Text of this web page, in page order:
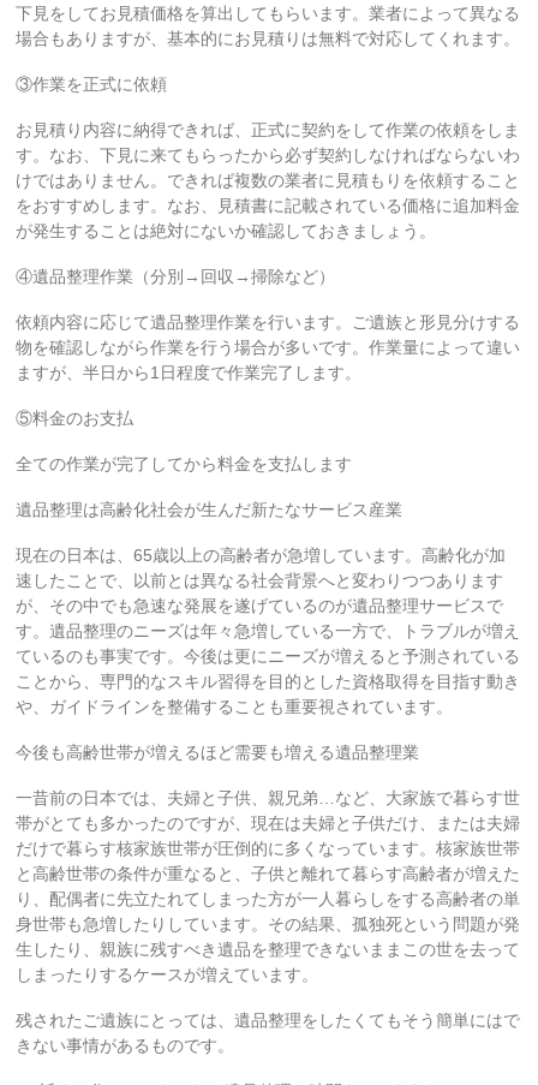
下見をしてお見積価格を算出してもらいます。業者によって異なる
場合もありますが、基本的にお見積りは無料で対応してくれます。
③作業を正式に依頼
お見積り内容に納得できれば、正式に契約をして作業の依頼をしま
す。なお、下見に来てもらったから必ず契約しなければならないわ
けではありません。できれば複数の業者に見積もりを依頼すること
をおすすめします。なお、見積書に記載されている価格に追加料金
が発生することは絶対にないか確認しておきましょう。
④遺品整理作業（分別→回収→掃除など）
依頼内容に応じて遺品整理作業を行います。ご遺族と形見分けする
物を確認しながら作業を行う場合が多いです。作業量によって違い
ますが、半日から1日程度で作業完了します。
⑤料金のお支払
全ての作業が完了してから料金を支払します
遺品整理は高齢化社会が生んだ新たなサービス産業
現在の日本は、65歳以上の高齢者が急増しています。高齢化が加
速したことで、以前とは異なる社会背景へと変わりつつあります
が、その中でも急速な発展を遂げているのが遺品整理サービスで
す。遺品整理のニーズは年々急増している一方で、トラブルが増え
ているのも事実です。今後は更にニーズが増えると予測されている
ことから、専門的なスキル習得を目的とした資格取得を目指す動き
や、ガイドラインを整備することも重要視されています。
今後も高齢世帯が増えるほど需要も増える遺品整理業
一昔前の日本では、夫婦と子供、親兄弟…など、大家族で暮らす世
帯がとても多かったのですが、現在は夫婦と子供だけ、または夫婦
だけで暮らす核家族世帯が圧倒的に多くなっています。核家族世帯
と高齢世帯の条件が重なると、子供と離れて暮らす高齢者が増えた
り、配偶者に先立たれてしまった方が一人暮らしをする高齢者の単
身世帯も急増したりしています。その結果、孤独死という問題が発
生したり、親族に残すべき遺品を整理できないままこの世を去って
しまったりするケースが増えています。
残されたご遺族にとっては、遺品整理をしたくてもそう簡単にはで
きない事情があるものです。